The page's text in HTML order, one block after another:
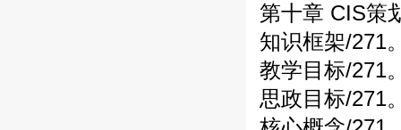
第十章 CIS策
知识框架/271
教学目标/271
思政目标/271